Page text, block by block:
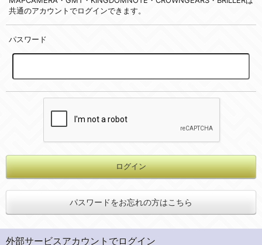
共通のアカウントでログインできます。
パスワード
パスワードをお忘れの方はこちら
外部サービスアカウントでログイン